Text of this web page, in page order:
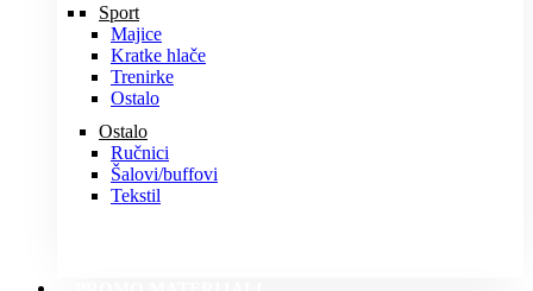
Sport
Majice
Kratke hlače
Trenirke
Ostalo
Ostalo
Ručnici
Šalovi/buffovi
Tekstil